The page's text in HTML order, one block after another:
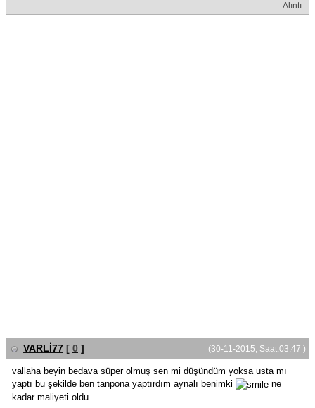
Alıntı
(30-11-2015, Saat:03:47 )
VARLİ77 [ 0 ]
vallaha beyin bedava süper olmuş sen mi düşündüm yoksa usta mı
yaptı bu şekilde ben tanpona yaptırdım aynalı benimki
ne
kadar maliyeti oldu